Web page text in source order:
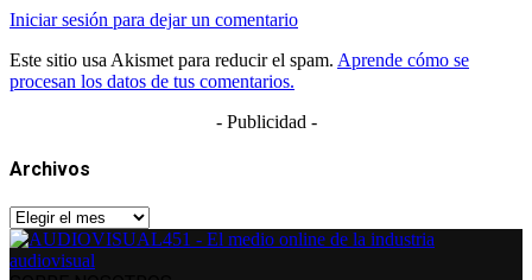
Iniciar sesión para dejar un comentario
Este sitio usa Akismet para reducir el spam. Aprende cómo se
procesan los datos de tus comentarios.
- Publicidad -
Archivos
Archivos